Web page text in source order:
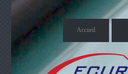
Accueil